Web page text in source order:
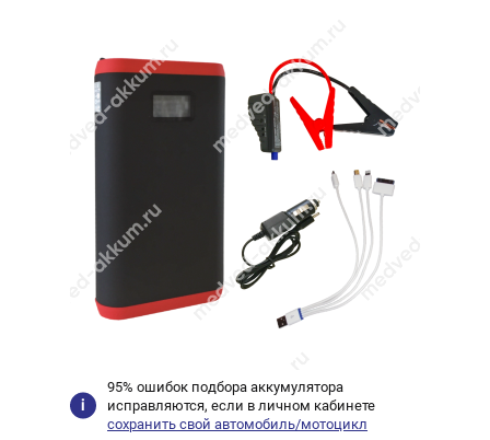
95% ошибок подбора аккумулятора
исправляются, если в личном кабинете
сохранить свой автомобиль/мотоцикл